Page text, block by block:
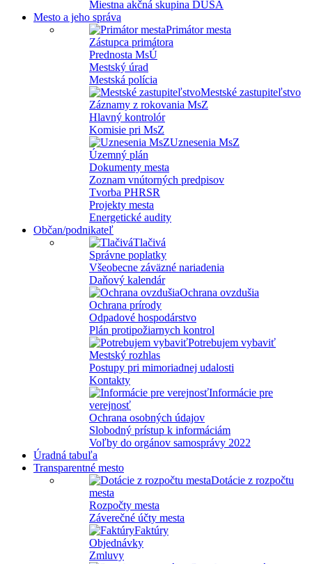
Miestna akčná skupina DUŠA
Mesto a jeho správa
Primátor mesta
Zástupca primátora
Prednosta MsÚ
Mestský úrad
Mestská polícia
Mestské zastupiteľstvo
Záznamy z rokovania MsZ
Hlavný kontrolór
Komisie pri MsZ
Uznesenia MsZ
Územný plán
Dokumenty mesta
Zoznam vnútorných predpisov
Tvorba PHRSR
Projekty mesta
Energetické audity
Občan/podnikateľ
Tlačivá
Správne poplatky
Všeobecne záväzné nariadenia
Daňový kalendár
Ochrana ovzdušia
Ochrana prírody
Odpadové hospodárstvo
Plán protipožiarnych kontrol
Potrebujem vybaviť
Mestský rozhlas
Postupy pri mimoriadnej udalosti
Kontakty
Informácie pre
verejnosť
Ochrana osobných údajov
Slobodný prístup k informáciám
Voľby do orgánov samosprávy 2022
Úradná tabuľa
Transparentné mesto
Dotácie z rozpočtu
mesta
Rozpočty mesta
Záverečné účty mesta
Faktúry
Objednávky
Zmluvy